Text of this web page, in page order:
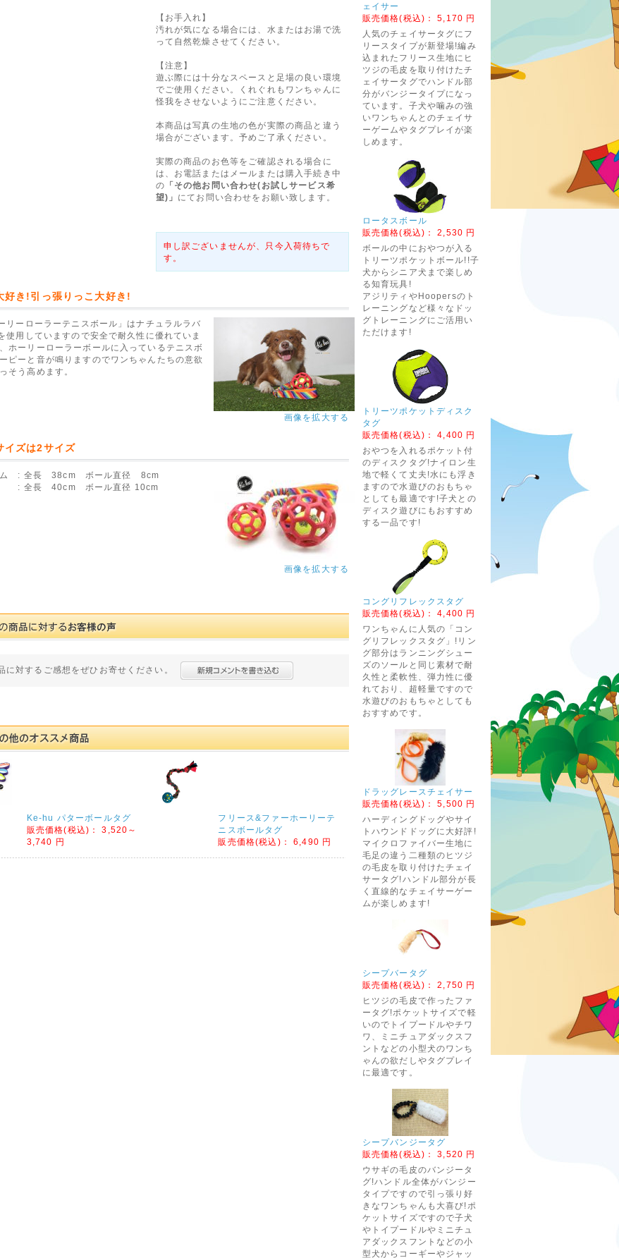
【お手入れ】
汚れが気になる場合には、水またはお湯で洗
って自然乾燥させてください。
【注意】
遊ぶ際には十分なスペースと足場の良い環境
でご使用ください。くれぐれもワンちゃんに
怪我をさせないようにご注意ください。
本商品は写真の生地の色が実際の商品と違う
場合がございます。予めご了承ください。
実際の商品のお色等をご確認される場合に
は、お電話またはメールまたは購入手続き中
の 「その他お問い合わせ(お試しサービス希
望)」 にてお問い合わせをお願い致します。
申し訳ございませんが、只今入荷待ちで
す。
好き!引っ張りっこ大好き!
リーローラーテニスボール」はナチュラルラバ
使用していますので安全で耐久性に優れていま
ホーリーローラーボールに入っているテニスボ
ピーと音が鳴りますのでワンちゃんたちの意欲
そう高めます。
画像を拡大する
イズは2サイズ
ム : 全長 38cm ボール直径 8cm
全長 40cm ボール直径 10cm
画像を拡大する
に対するご感想をぜひお寄せください。
Ke-hu パターボールタグ
販売価格(税込)：
3,520～
3,740 円
フリース&ファーホーリーテ
ニスボールタグ
販売価格(税込)：
6,490 円
ェイサー
販売価格(税込)：5,170 円
人気のチェイサータグにフ
リースタイプが新登場!編み
込まれたフリース生地にヒ
ツジの毛皮を取り付けたチ
ェイサータグでハンドル部
分がバンジータイプになっ
ています。子犬や噛みの強
いワンちゃんとのチェイサ
ーゲームやタグプレイが楽
しめます。
ロータスボール
販売価格(税込)：2,530 円
ボールの中におやつが入る
トリーツポケットボール!!子
犬からシニア犬まで楽しめ
る知育玩具!
アジリティやHoopersのト
レーニングなど様々なドッ
グトレーニングにご活用い
ただけます!
トリーツポケットディスク
タグ
販売価格(税込)：4,400 円
おやつを入れるポケット付
のディスクタグ!ナイロン生
地で軽くて丈夫!水にも浮き
ますので水遊びのおもちゃ
としても最適です!子犬との
ディスク遊びにもおすすめ
する一品です!
コングリフレックスタグ
販売価格(税込)：4,400 円
ワンちゃんに人気の「コン
グリフレックスタグ」!リン
グ部分はランニングシュー
ズのソールと同じ素材で耐
久性と柔軟性、弾力性に優
れており、超軽量ですので
水遊びのおもちゃとしても
おすすめです。
ドラッグレースチェイサー
販売価格(税込)：5,500 円
ハーディングドッグやサイ
トハウンドドッグに大好評!
マイクロファイバー生地に
毛足の違う二種類のヒツジ
の毛皮を取り付けたチェイ
サータグ!ハンドル部分が長
く直線的なチェイサーゲー
ムが楽しめます!
シープバータグ
販売価格(税込)：2,750 円
ヒツジの毛皮で作ったファ
ータグ!ポケットサイズで軽
いのでトイプードルやチワ
ワ、ミニチュアダックスフ
ントなどの小型犬のワンち
ゃんの欲だしやタグプレイ
に最適です。
シープバンジータグ
販売価格(税込)：3,520 円
ウサギの毛皮のバンジータ
グ!ハンドル全体がバンジー
タイプですので引っ張り好
きなワンちゃんも大喜び!ポ
ケットサイズですので子犬
やトイプードルやミニチュ
アダックスフントなどの小
型犬からコーギーやジャッ